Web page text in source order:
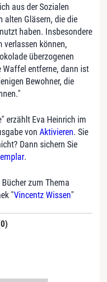
aus der Sozialen
alten Gläsern, die die
haben. Insbesondere
verlassen können,
überzogenen
Waffel entferne, dann ist
Bewohner, die
erzählt Eva Heinrich im
von Aktivieren. Sie
Dann sichern Sie
.
zum Thema
"Vincentz Wissen"